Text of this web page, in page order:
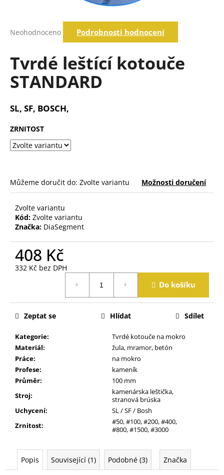
hodnocení
5
Neohodnoceno Podrobnosti hodnocení
Tvrdé leštící kotouče
STANDARD
SL, SF, BOSCH,
ZRNITOST
Můžeme doručit do: Zvolte variantu Možnosti doručení
Zvolte variantu
Kód: Zvolte variantu
Značka: DiaSegment
408 Kč
332 Kč bez DPH
Do košíku
Kategorie:
Tvrdé kotouče na mokro
Materiál:
žula, mramor, betón
Práce:
na mokro
Profese:
kameník
Průměr:
100 mm
Stroj:
kamenárska leštička,
stranová brúska
Uchycení:
SL / SF / Bosh
Zrnitost:
#50, #100, #200, #400,
#800, #1500, #3000
Zeptat se Hlídat Sdílet
Popis Související (1) Podobné (3) Značka
j
í
?
D
o
r
u
u
e
m
e